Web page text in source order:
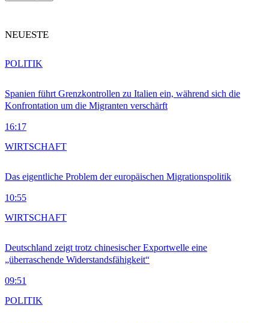
NEUESTE
Spanien führt Grenzkontrollen zu Italien ein, während sich die
Konfrontation um die Migranten verschärft
16:17
POLITIK
Das eigentliche Problem der europäischen Migrationspolitik
10:55
WIRTSCHAFT
Deutschland zeigt trotz chinesischer Exportwelle eine
„überraschende Widerstandsfähigkeit“
09:51
WIRTSCHAFT
POLITIK